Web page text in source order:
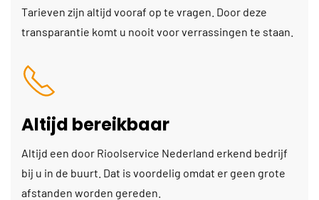
Tarieven zijn altijd vooraf op te vragen. Door deze
transparantie komt u nooit voor verrassingen te staan.
Altijd bereikbaar
Altijd een door Rioolservice Nederland erkend bedrijf
bij u in de buurt. Dat is voordelig omdat er geen grote
afstanden worden gereden.